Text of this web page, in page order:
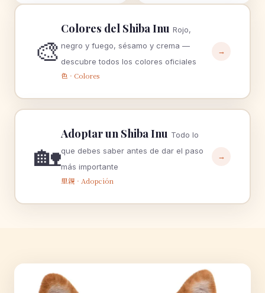
🎨
Colores del Shiba Inu Rojo,
negro y fuego, sésamo y crema —
descubre todos los colores oficiales
色 · Colores
→
🏡
Adoptar un Shiba Inu Todo lo
que debes saber antes de dar el paso
más importante
里親 · Adopción
→